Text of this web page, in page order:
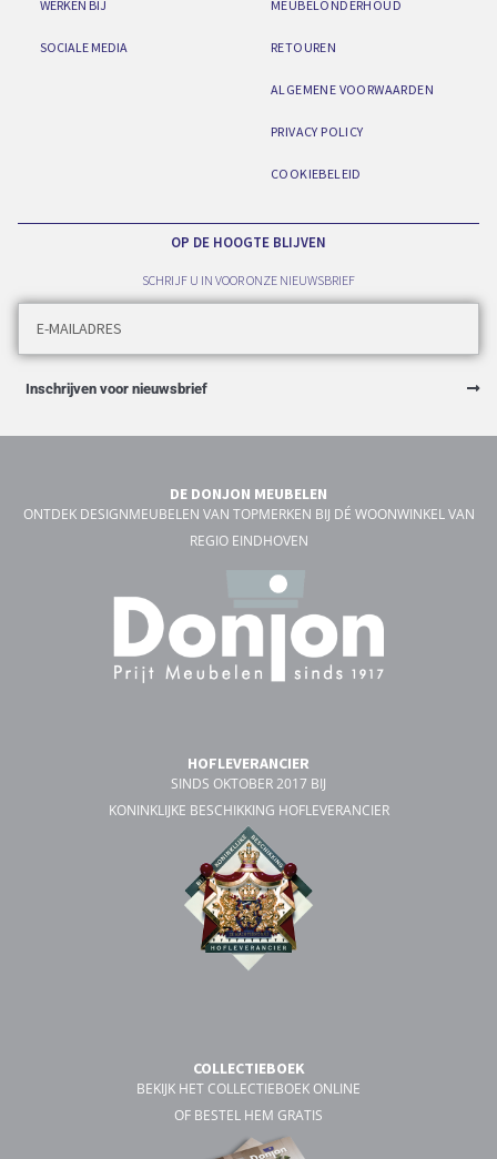
WERKEN BIJ
SOCIALE MEDIA
MEUBELONDERHOUD
RETOUREN
ALGEMENE VOORWAARDEN
PRIVACY POLICY
COOKIEBELEID
OP DE HOOGTE BLIJVEN
SCHRIJF U IN VOOR ONZE NIEUWSBRIEF
Inschrijven voor nieuwsbrief
DE DONJON MEUBELEN
ONTDEK DESIGNMEUBELEN VAN TOPMERKEN BIJ DÉ WOONWINKEL VAN
REGIO EINDHOVEN
HOFLEVERANCIER
SINDS OKTOBER 2017 BIJ
KONINKLIJKE BESCHIKKING HOFLEVERANCIER
COLLECTIEBOEK
BEKIJK HET COLLECTIEBOEK ONLINE
OF BESTEL HEM GRATIS